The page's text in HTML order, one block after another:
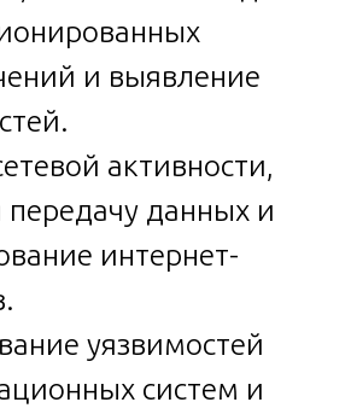
и выявление
активности,
передачу данных и
интернет-
уязвимостей
систем и